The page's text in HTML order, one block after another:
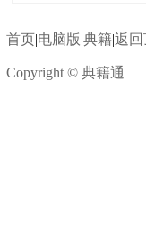
首页|电脑版|典籍|返回
Copyright © 典籍通